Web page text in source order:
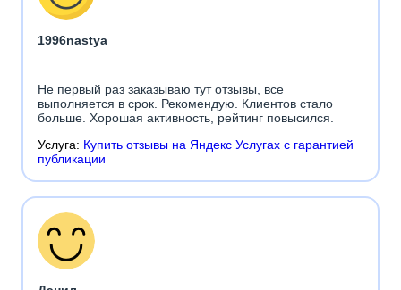
1996nastya
Не первый раз заказываю тут отзывы, все
выполняется в срок. Рекомендую. Клиентов стало
больше. Хорошая активность, рейтинг повысился.
Услуга: Купить отзывы на Яндекс Услугах с гарантией
публикации